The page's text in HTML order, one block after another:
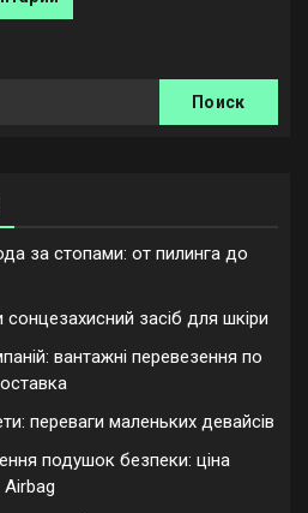
за стопами: от пилинга до
засіб для шкіри
вантажні перевезення по
переваги маленьких девайсів
подушок безпеки: ціна
Airbag